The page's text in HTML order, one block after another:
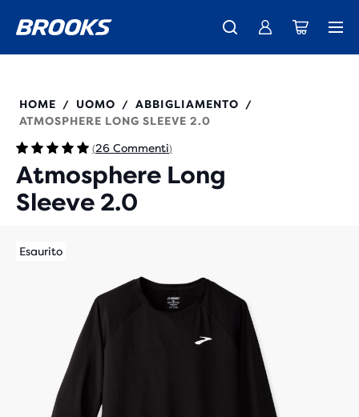
La nuovissima Ghost Amp è arrivata - Acquista Donna Uomo
Ti presentiamo la nuova collezione Cascadia - Acquista ora
Spedizione gratuita per tutti gli ordini superiori a CHF 100
211450
HOME / UOMO / ABBIGLIAMENTO
/
ATMOSPHERE LONG SLEEVE 2.0
(26 Commenti)
Atmosphere Long
Sleeve 2.0
Esaurito